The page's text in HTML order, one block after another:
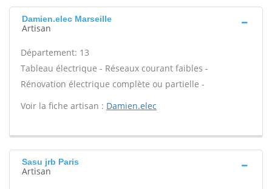
Damien.elec Marseille
Artisan
Département: 13
Tableau électrique - Réseaux courant faibles -
Rénovation électrique complète ou partielle -
Voir la fiche artisan : Damien.elec
Sasu jrb Paris
Artisan